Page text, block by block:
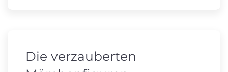
Die verzauberten